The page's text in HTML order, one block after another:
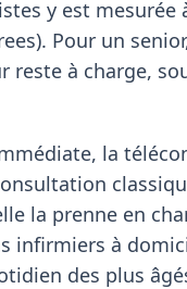
y est
Pour un
à charge,
la
la prenne en
infirmiers à
des plus